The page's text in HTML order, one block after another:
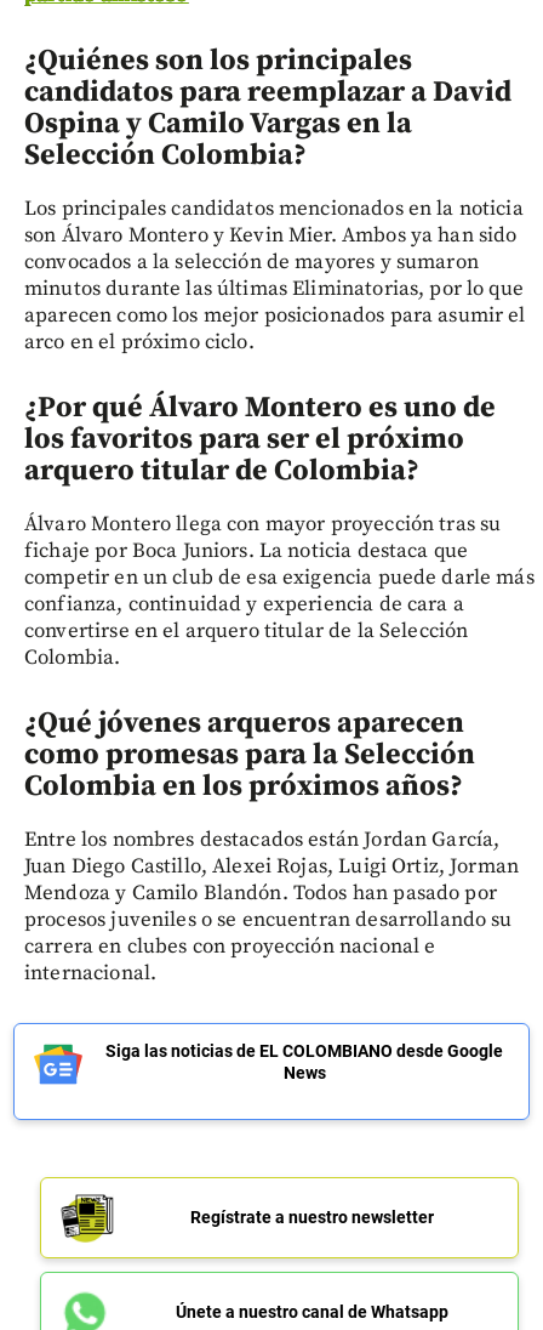
¿Quiénes son los principales
candidatos para reemplazar a David
Ospina y Camilo Vargas en la
Selección Colombia?
Los principales candidatos mencionados en la noticia
son Álvaro Montero y Kevin Mier. Ambos ya han sido
convocados a la selección de mayores y sumaron
minutos durante las últimas Eliminatorias, por lo que
aparecen como los mejor posicionados para asumir el
arco en el próximo ciclo.
¿Por qué Álvaro Montero es uno de
los favoritos para ser el próximo
arquero titular de Colombia?
Álvaro Montero llega con mayor proyección tras su
fichaje por Boca Juniors. La noticia destaca que
competir en un club de esa exigencia puede darle más
confianza, continuidad y experiencia de cara a
convertirse en el arquero titular de la Selección
Colombia.
¿Qué jóvenes arqueros aparecen
como promesas para la Selección
Colombia en los próximos años?
Entre los nombres destacados están Jordan García,
Juan Diego Castillo, Alexei Rojas, Luigi Ortiz, Jorman
Mendoza y Camilo Blandón. Todos han pasado por
procesos juveniles o se encuentran desarrollando su
carrera en clubes con proyección nacional e
internacional.
Siga las noticias de EL COLOMBIANO desde Google
News
Regístrate a nuestro newsletter
Únete a nuestro canal de Whatsapp